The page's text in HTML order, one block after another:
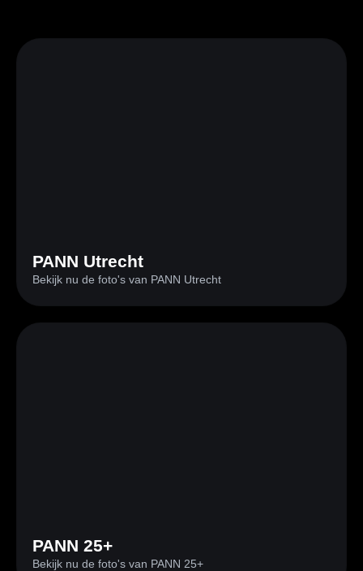
PANN Utrecht
Bekijk nu de foto's van PANN Utrecht
PANN 25+
Bekijk nu de foto's van PANN 25+